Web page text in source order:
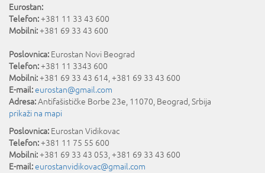
Eurostan:
Telefon:+381 11 33 43 600
Mobilni:+381 69 33 43 600
Poslovnica: Eurostan Novi Beograd
Telefon:+381 11 3343 600
Mobilni:+381 69 33 43 614, +381 69 33 43 600
E-mail:eurostan@gmail.com
Adresa:Antifašističke Borbe 23e, 11070, Beograd,Srbija
prikaži na mapi
Poslovnica: Eurostan Vidikovac
Telefon:+381 11 75 55 600
Mobilni:+381 69 33 43 053, +381 69 33 43 600
E-mail:eurostanvidikovac@gmail.com